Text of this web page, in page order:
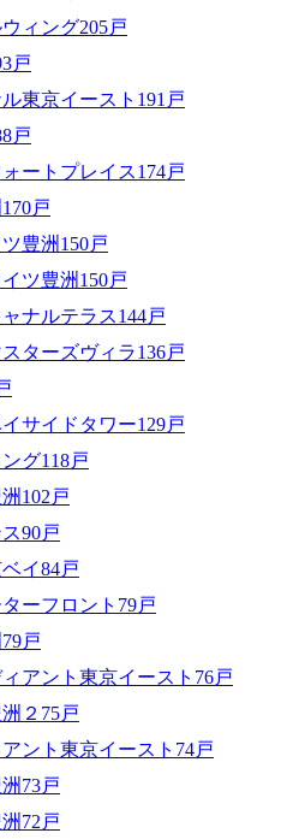
ィング205戸
戸
東京イースト 191 戸
戸
ートプレイス174戸
170戸
豊洲 150戸
ツ豊洲 150戸
ナルテラス144戸
ターズヴィラ136戸
サイドタワー129戸
グ118戸
102 戸
90戸
イ84戸
ーフロント 79戸
79戸
アント東京イースト 76戸
２ 75戸
ント東京イースト 74戸
73戸
72 戸